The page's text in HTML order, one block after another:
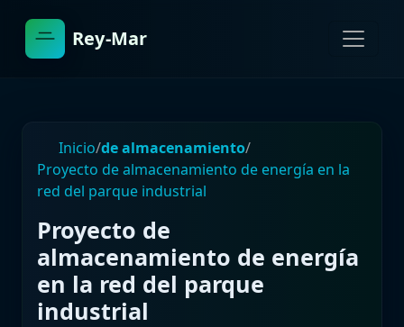
Rey-Mar
Inicio/de almacenamiento/
Proyecto de almacenamiento de energía en la
red del parque industrial
Proyecto de
almacenamiento de energía
en la red del parque
industrial